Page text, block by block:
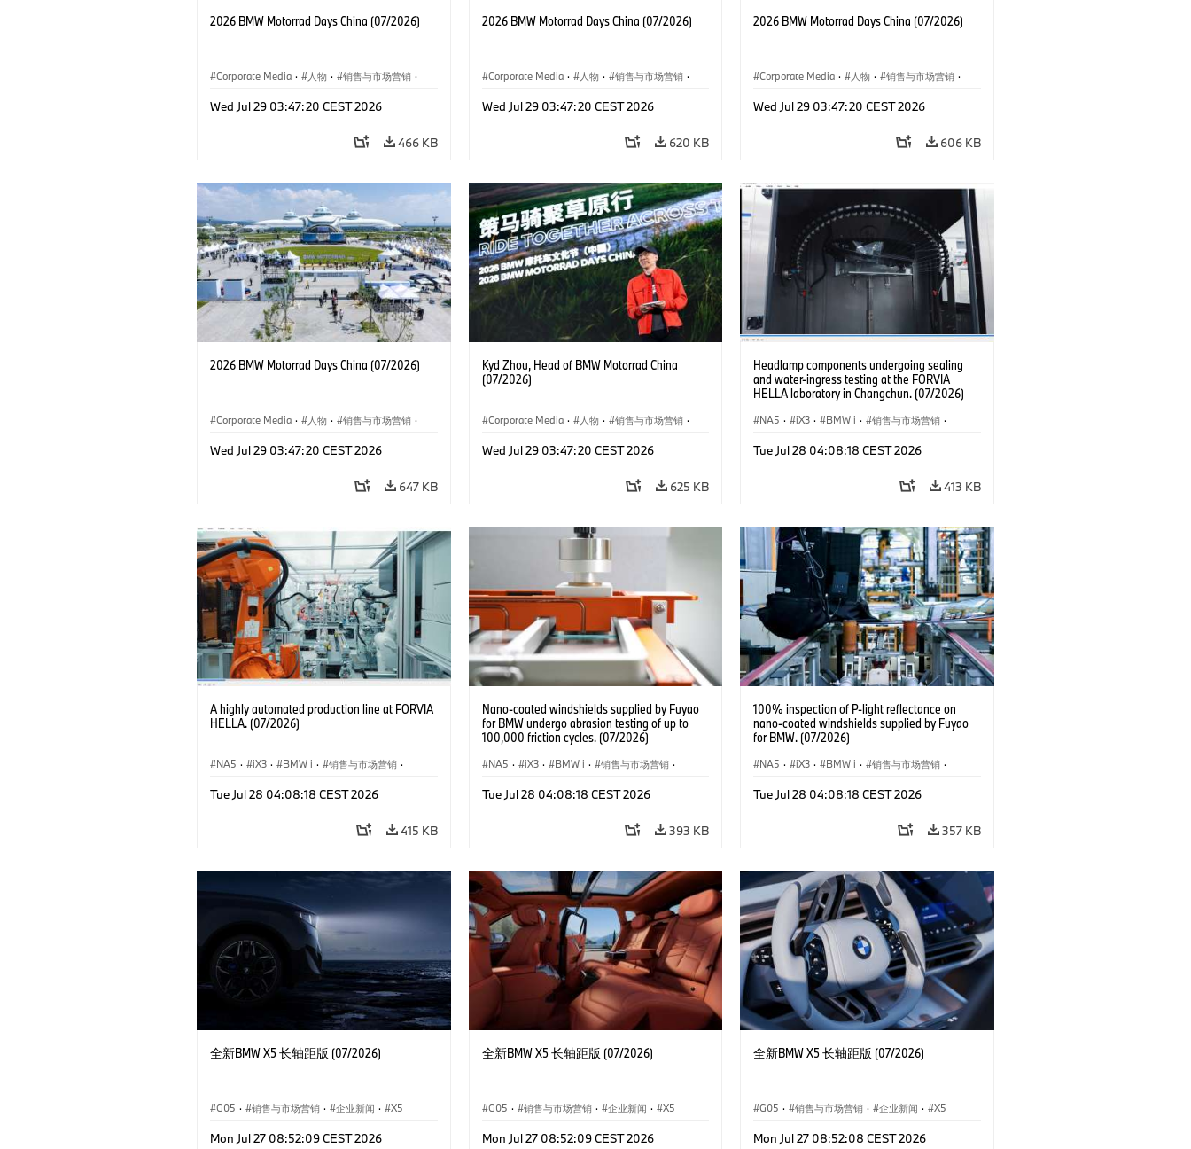
2026 BMW Motorrad Days China (07/2026)
Corporate Media · 人物 · 销售与市场营销 ·
Wed Jul 29 03:47:20 CEST 2026
466 KB
2026 BMW Motorrad Days China (07/2026)
Corporate Media · 人物 · 销售与市场营销 ·
Wed Jul 29 03:47:20 CEST 2026
620 KB
2026 BMW Motorrad Days China (07/2026)
Corporate Media · 人物 · 销售与市场营销 ·
Wed Jul 29 03:47:20 CEST 2026
606 KB
2026 BMW Motorrad Days China (07/2026)
Corporate Media · 人物 · 销售与市场营销 ·
Wed Jul 29 03:47:20 CEST 2026
647 KB
Kyd Zhou, Head of BMW Motorrad China
(07/2026)
Corporate Media · 人物 · 销售与市场营销 ·
Wed Jul 29 03:47:20 CEST 2026
625 KB
Headlamp components undergoing sealing
and water-ingress testing at the FORVIA
HELLA laboratory in Changchun. (07/2026)
NA5 · iX3 · BMW i · 销售与市场营销 ·
Tue Jul 28 04:08:18 CEST 2026
413 KB
A highly automated production line at FORVIA
HELLA. (07/2026)
NA5 · iX3 · BMW i · 销售与市场营销 ·
Tue Jul 28 04:08:18 CEST 2026
415 KB
Nano-coated windshields supplied by Fuyao
for BMW undergo abrasion testing of up to
100,000 friction cycles. (07/2026)
NA5 · iX3 · BMW i · 销售与市场营销 ·
Tue Jul 28 04:08:18 CEST 2026
393 KB
100% inspection of P-light reflectance on
nano-coated windshields supplied by Fuyao
for BMW. (07/2026)
NA5 · iX3 · BMW i · 销售与市场营销 ·
Tue Jul 28 04:08:18 CEST 2026
357 KB
全新BMW X5 长轴距版 (07/2026)
G05 · 销售与市场营销 · 企业新闻 · X5
Mon Jul 27 08:52:09 CEST 2026
全新BMW X5 长轴距版 (07/2026)
G05 · 销售与市场营销 · 企业新闻 · X5
Mon Jul 27 08:52:09 CEST 2026
全新BMW X5 长轴距版 (07/2026)
G05 · 销售与市场营销 · 企业新闻 · X5
Mon Jul 27 08:52:08 CEST 2026